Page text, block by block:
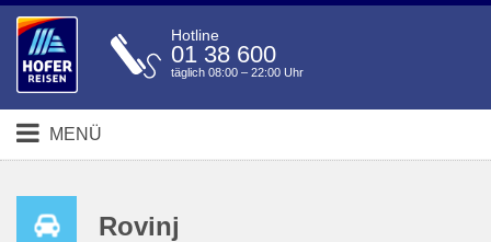
Hotline
01 38 600
täglich 08:00 – 22:00 Uhr
MENÜ
Rovinj